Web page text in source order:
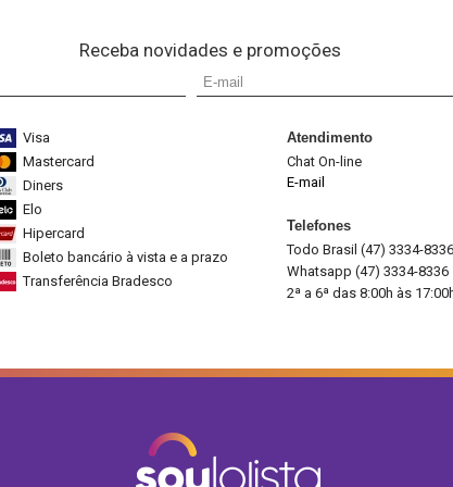
Receba novidades e promoções
Visa
Mastercard
Diners
Elo
Hipercard
Boleto bancário à vista e a prazo
Transferência Bradesco
Atendimento
Chat On-line
E-mail
Telefones
Todo Brasil (47) 3334-8336
Whatsapp (47) 3334-8336
2ª a 6ª das 8:00h às